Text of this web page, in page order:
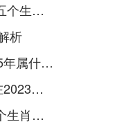
五福生肖是哪几个，五福是指哪五个生肖动物
析
2025年属什么命与五行解析 2025年属什么生肖五行属性是什么
1968年属猴最后一劫,1968属猴在2023劫数
三头六臂打一什么生肖属相，哪个生肖三头六臂